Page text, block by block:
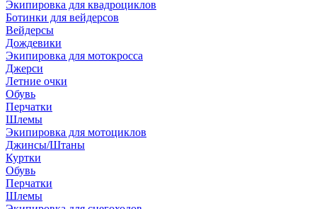
Экипировка для квадроциклов
Ботинки для вейдерсов
Вейдерсы
Дождевики
Экипировка для мотокросса
Джерси
Летние очки
Обувь
Перчатки
Шлемы
Экипировка для мотоциклов
Джинсы/Штаны
Куртки
Обувь
Перчатки
Шлемы